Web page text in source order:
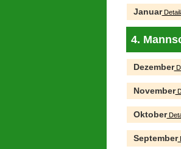
Januar
4.
Dezember
November
Oktober
September